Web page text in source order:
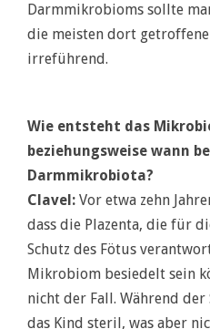
Darmmikrobioms sollte
die meisten dort
irreführend.
Wie entsteht das
beziehungsweise wann
Darmmikrobiota?
Clavel: Vor etwa zehn
dass die Plazenta, die für
Schutz des Fötus
Mikrobiom besiedelt sein
nicht der Fall. Während
das Kind steril, was aber